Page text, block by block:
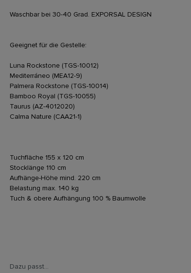
Waschbar bei 30-40 Grad. EXPORSAL DESIGN
Geeignet für die Gestelle:
Luna Rockstone (TGS-10012)
Mediterráneo (MEA12-9)
Palmera Rockstone (TGS-10014)
Bamboo Royal (TGS-10055)
Taurus (AZ-4012020)
Calma Nature (CAA21-1)
Tuchfläche 155 x 120 cm
Stocklänge 110 cm
Aufhänge-Höhe mind. 220 cm
Belastung max. 140 kg
Tuch & obere Aufhängung 100 % Baumwolle
Dazu passt...